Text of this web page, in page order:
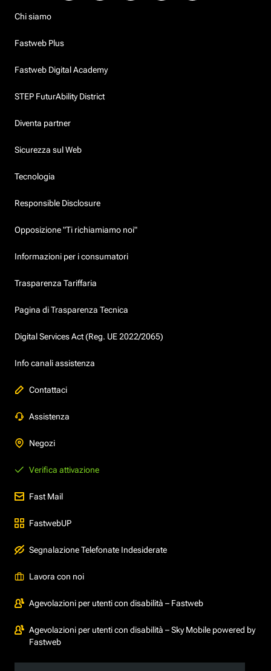
Chi siamo
Fastweb Plus
Fastweb Digital Academy
STEP FuturAbility District
Diventa partner
Sicurezza sul Web
Tecnologia
Responsible Disclosure
Opposizione "Ti richiamiamo noi"
Informazioni per i consumatori
Trasparenza Tariffaria
Pagina di Trasparenza Tecnica
Digital Services Act (Reg. UE 2022/2065)
Info canali assistenza
Contattaci
Assistenza
Negozi
Verifica attivazione
Fast Mail
FastwebUP
Segnalazione Telefonate Indesiderate
Lavora con noi
Agevolazioni per utenti con disabilità – Fastweb
Agevolazioni per utenti con disabilità – Sky Mobile powered by
Fastweb